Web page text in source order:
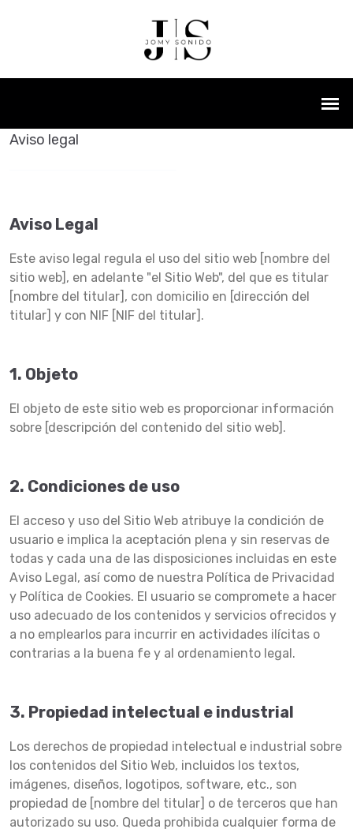
Aviso legal
Aviso Legal
Este aviso legal regula el uso del sitio web [nombre del
sitio web], en adelante "el Sitio Web", del que es titular
[nombre del titular], con domicilio en [dirección del
titular] y con NIF [NIF del titular].
1. Objeto
El objeto de este sitio web es proporcionar información
sobre [descripción del contenido del sitio web].
2. Condiciones de uso
El acceso y uso del Sitio Web atribuye la condición de
usuario e implica la aceptación plena y sin reservas de
todas y cada una de las disposiciones incluidas en este
Aviso Legal, así como de nuestra Política de Privacidad
y Política de Cookies. El usuario se compromete a hacer
uso adecuado de los contenidos y servicios ofrecidos y
a no emplearlos para incurrir en actividades ilícitas o
contrarias a la buena fe y al ordenamiento legal.
3. Propiedad intelectual e industrial
Los derechos de propiedad intelectual e industrial sobre
los contenidos del Sitio Web, incluidos los textos,
imágenes, diseños, logotipos, software, etc., son
propiedad de [nombre del titular] o de terceros que han
autorizado su uso. Queda prohibida cualquier forma de